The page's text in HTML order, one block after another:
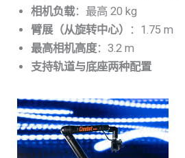
相机负载：最高 20 kg
臂展（从旋转中心）
：1.75 m
最高相机高度：3.2 m
支持轨道与底座两种配置